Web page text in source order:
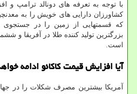
با توجه به تعرفه های دونالد ترامپ و
کشاورزان دارایی های خویش را به
که قسمتهایی از زمین را در جستجوی
بزرگترین تولید کننده طلا در آفریقا و
است.
آیا افزایش قیمت کاکائو ادامه
آمریکا بیشترین مصرف شکلات را در